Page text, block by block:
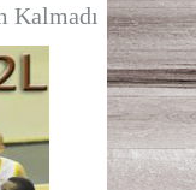
Kalmadı